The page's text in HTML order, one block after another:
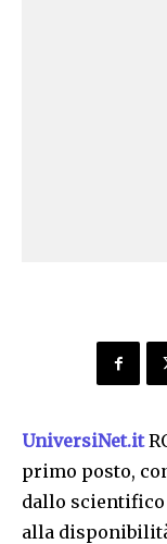
UniversiNet.it
primo posto,
dallo
alla